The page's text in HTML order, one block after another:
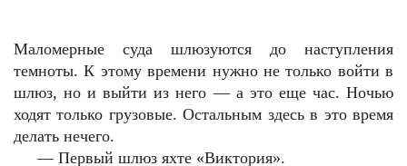
Маломерные суда шлюзуются до наступления
темноты. К этому времени нужно не только войти в
шлюз, но и выйти из него — а это еще час. Ночью
ходят только грузовые. Остальным здесь в это время
делать нечего.
—Первый шлюз яхте «Виктория».